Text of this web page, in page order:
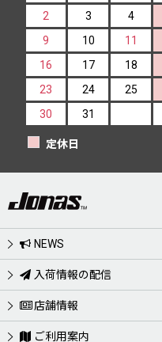
2
3 4
9
10 11
16
17 18
23
24 25
30
31
定休日
NEWS
入荷情報の配信
店舗情報
ご利用案内